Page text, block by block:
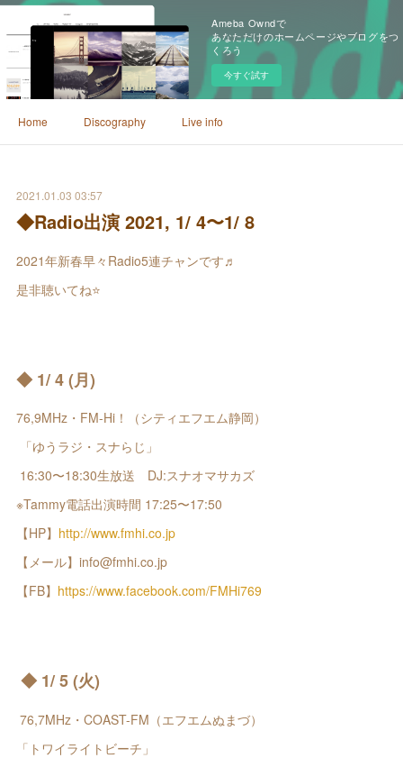
Ameba Owndで
あなただけのホームページやブログをつ
くろう
今すぐ試す
Home Discography Live info
2021.01.03 03:57
◆Radio出演 2021, 1/ 4〜1/ 8
2021年新春早々Radio5連チャンです♬
是非聴いてね⭐️
◆ 1/ 4 (月)
76,9MHz・FM-Hi！（シティエフエム静岡）
「ゆうラジ・スナらじ」
16:30〜18:30生放送 DJ:スナオマサカズ
※Tammy電話出演時間 17:25〜17:50
【HP】 http://www.fmhi.co.jp
【メール】info@fmhi.co.jp
【FB】 https://www.facebook.com/FMHi769
◆ 1/ 5 (火)
76,7MHz・COAST-FM（エフエムぬまづ）
「トワイライトビーチ」